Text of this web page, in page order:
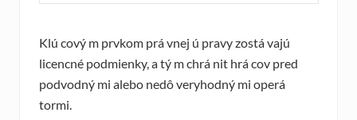
Klú cový m prvkom prá vnej ú pravy zostá vajú
licencné podmienky, a tý m chrá nit hrá cov pred
podvodný mi alebo nedô veryhodný mi operá
tormi.